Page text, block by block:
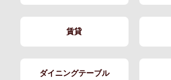
賃貸
ダイニングテーブル